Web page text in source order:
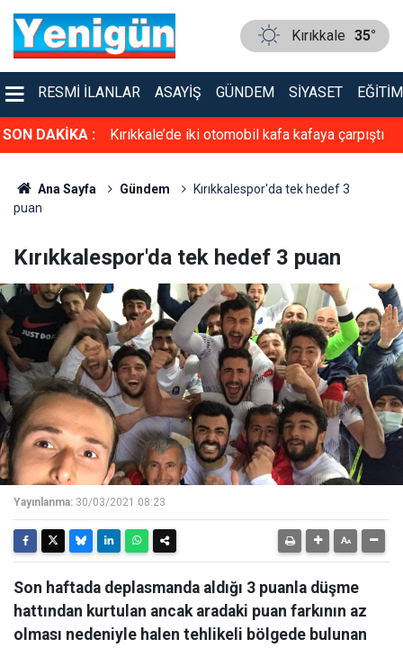
Kırıkkale 35°
RESMI İLANLAR ASAYIŞ GÜNDEM SIYASET EĞITIM
SON DAKİKA :
çarpıştı TSO’ya güçlü aday: Erol Ayan! Toptan ve
Ana Sayfa Gündem
Kırıkkalespor'da tek hedef 3
puan
Kırıkkalespor'da tek hedef 3 puan
Yayınlanma: 30/03/2021 08:23
Son haftada deplasmanda aldığı 3 puanla düşme
hattından kurtulan ancak aradaki puan farkının az
olması nedeniyle halen tehlikeli bölgede bulunan